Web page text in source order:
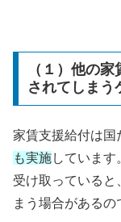
（１）他の
されてしまう
家賃支援給付は国
も実施していま
受け取っていると
まう場合があるの